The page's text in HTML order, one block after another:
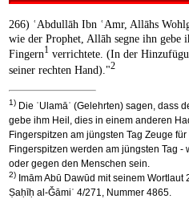
266) ʿAbdullāh Ibn ʿAmr, Allāhs
wie der Prophet, Allāh segne ihn gebe
Fingern1 verrichtete. (In der
seiner rechten Hand)."2
1) Die ʿUlamāʾ (Gelehrten) sagen, dass
gebe ihm Heil, dies in einem anderen
Fingerspitzen am jüngsten Tag Zeuge
Fingerspitzen werden am jüngsten Tag
oder gegen den Menschen sein.
2) Imām Abū Dawūd mit seinem
Ṣaḥīḥ al-Ǧāmiʿ 4/271, Nummer 4865.